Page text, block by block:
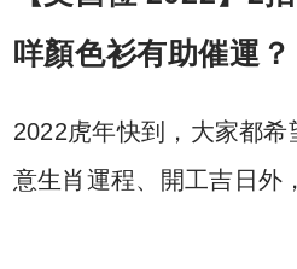
咩顏色衫有助催運？
2022虎年快到，大家都
意生肖運程、開工吉日外